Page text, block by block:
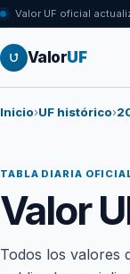
Valor UF oficial
ValorUF
Inicio›UF histórico›
TABLA DIARIA
Valor
Todos los valores